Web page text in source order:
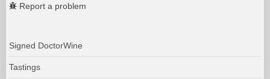
Report a problem
Signed DoctorWine
Tastings